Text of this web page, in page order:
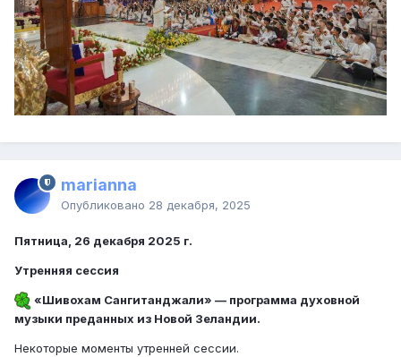
marianna
Опубликовано 28 декабря, 2025
Пятница, 26 декабря 2025 г.
Утренняя сессия
«Шивохам Сангитанджали» — программа духовной
музыки преданных из Новой Зеландии.
Некоторые моменты утренней сессии.